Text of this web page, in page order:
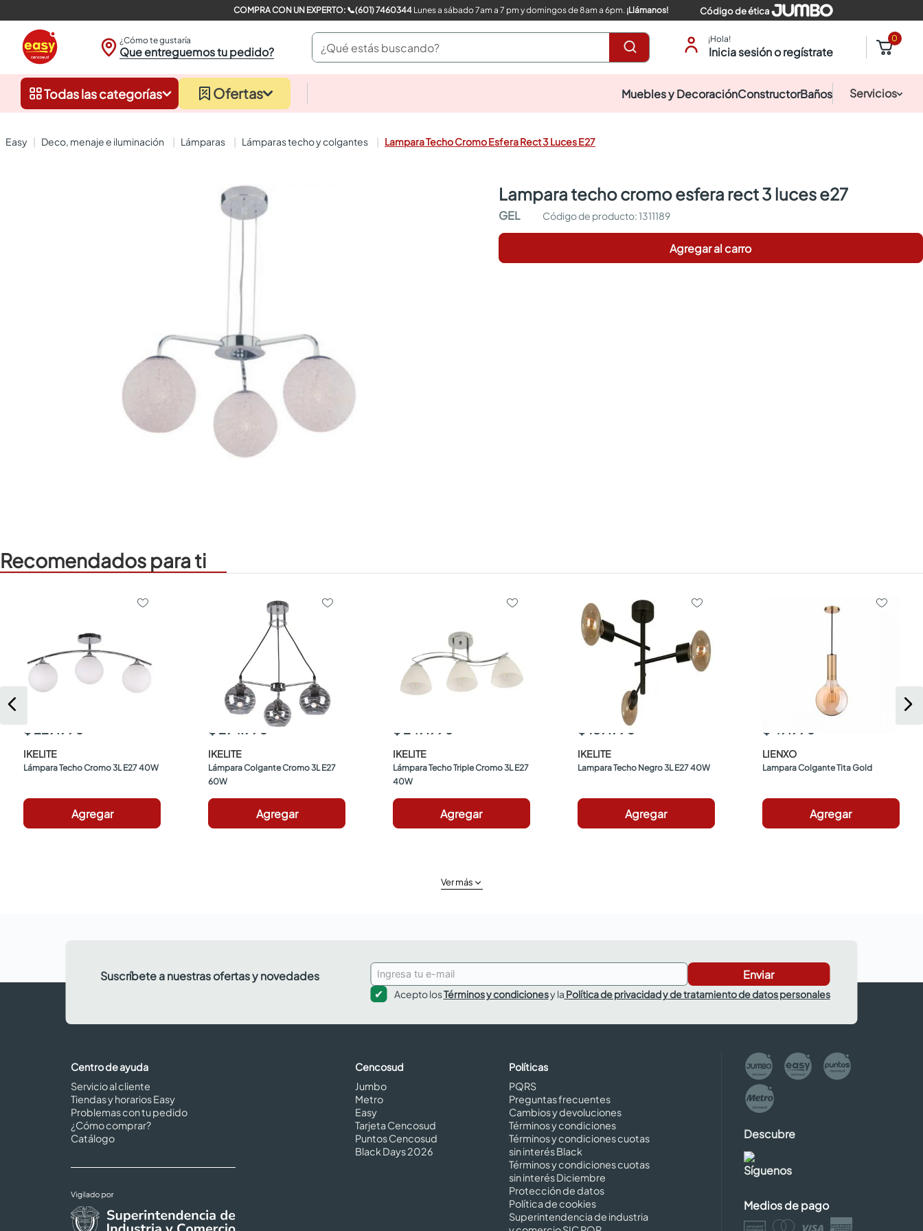
COMPRA CON UN EXPERTO: 📞(601) 7460344Lunes a sábado 7am a 7 pm y domingos de 8am a 6pm. ¡Llámanos! Código de ética
¿Cómo te gustaría
Que entreguemos tu pedido?
¿Qué estás buscando? ¡Hola!
Inicia sesión o regístrate
0
Todas las categorías Ofertas Muebles y DecoraciónConstructorBaños Servicios
deco, menaje e iluminación lámparas lámparas techo y colgantes Lampara Techo Cromo Esfera Rect 3 Luces E27
lampara techo cromo esfera rect 3 luces e27
GEL :1311189
Agregar al carro
Recomendados para ti
$ 229.990
IKELITE
Lámpara Techo Cromo 3L E27 40W
Agregar
$ 294.990
IKELITE
Lámpara Colgante Cromo 3L E27
60W
Agregar
$ 249.990
IKELITE
Lámpara Techo Triple Cromo 3L E27
40W
Agregar
$ 189.990
IKELITE
Lampara Techo Negro 3L E27 40W
Agregar
$ 49.990
LIENXO
Lampara Colgante Tita Gold
Agregar
Ver más
Suscríbete a nuestras ofertas y novedades Enviar
Acepto losTérminos y condicionesy la Política de privacidad y de tratamiento de datos personales
Centro de ayuda
Servicio al cliente
Tiendas y horarios Easy
Problemas con tu pedido
¿Cómo comprar?
Catálogo
Cencosud
Jumbo
Metro
Easy
Tarjeta Cencosud
Puntos Cencosud
Black Days 2026
Políticas
PQRS
Preguntas frecuentes
Cambios y devoluciones
Términos y condiciones
Términos y condiciones cuotas
sin interés Black
Términos y condiciones cuotas
sin interés Diciembre
Protección de datos
Política de cookies
Superintendencia de industria
Descubre
Síguenos
Medios de pago
closet
sanitarios